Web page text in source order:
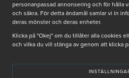
Genom att ge min e-post, accepterar jag Seth
De uppgifter du matar in kommer endast
personanpassad annonsering och för hålla
och säkra. För detta ändamål samlar vi in
deras mönster och deras enheter.
Klicka på "Okej" om du tillåter alla cookies
och vilka du vill stänga av genom att klicka